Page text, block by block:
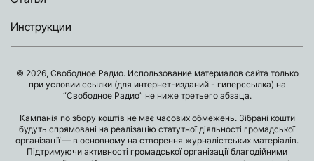
Инструкции
© 2026, Свободное Радио. Использование материалов сайта только
при условии ссылки (для интернет-изданий - гиперссылка) на
“Свободное Радио” не ниже третьего абзаца.
Кампанія по збору коштів не має часових обмежень. Зібрані кошти
будуть спрямовані на реалізацію статутної діяльності громадської
організації — в основному на створення журналістських матеріалів.
Підтримуючи активності громадської організації благодійними